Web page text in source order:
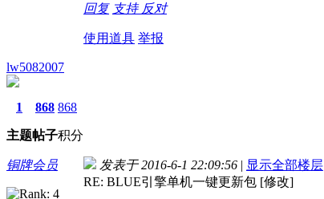
回复 支持 反对
使用道具 举报
lw5082007
1
主题
868
帖子
868
积分
铜牌会员 发表于 2016-6-1 22:09:56 | 显示全部楼层
RE: BLUE引擎单机一键更新包 [修改]